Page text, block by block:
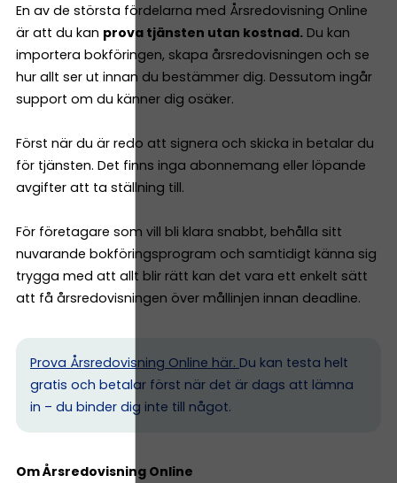
En av de största fördelarna med Årsredovisning Online
är att du kan prova tjänsten utan kostnad. Du kan
importera bokföringen, skapa årsredovisningen och se
hur allt ser ut innan du bestämmer dig. Dessutom ingår
support om du känner dig osäker.
Först när du är redo att signera och skicka in betalar du
för tjänsten. Det finns inga abonnemang eller löpande
avgifter att ta ställning till.
För företagare som vill bli klara snabbt, behålla sitt
nuvarande bokföringsprogram och samtidigt känna sig
trygga med att allt blir rätt kan det vara ett enkelt sätt
att få årsredovisningen över mållinjen innan deadline.
Prova Årsredovisning Online här. Du kan testa helt
gratis och betalar först när det är dags att lämna
in – du binder dig inte till något.
Om Årsredovisning Online